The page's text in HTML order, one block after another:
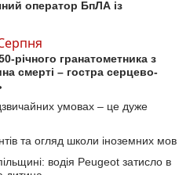
оператор БпЛА із
річного гранатометника з
смерті – гостра серцево-
умовах – це дуже
та огляд школи іноземних мов
водія Peugeot затисло в